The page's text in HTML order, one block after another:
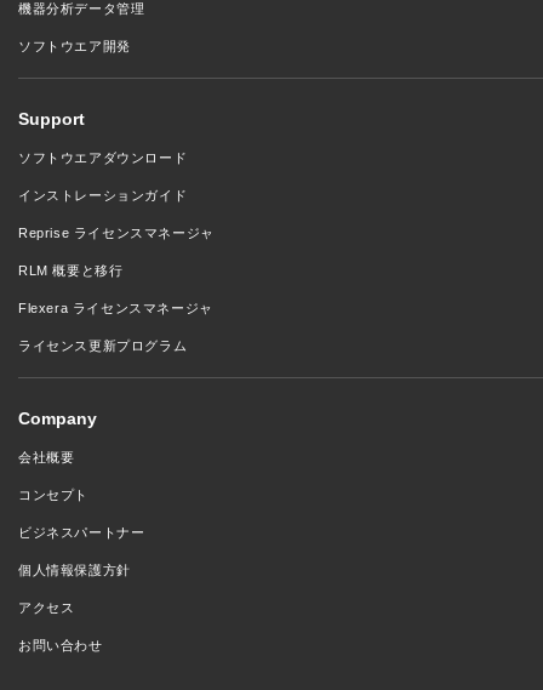
機器分析データ管理
ソフトウエア開発
Support
ソフトウエアダウンロード
インストレーションガイド
Reprise ライセンスマネージャ
RLM 概要と移行
Flexera ライセンスマネージャ
ライセンス更新プログラム
Company
会社概要
コンセプト
ビジネスパートナー
個人情報保護方針
アクセス
お問い合わせ